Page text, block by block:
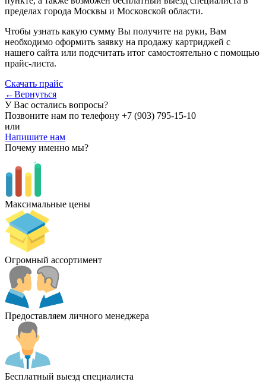
пределах города Москвы и Московской области.
Чтобы узнать какую сумму Вы получите на руки, Вам
необходимо оформить заявку на продажу картриджей с
нашего сайта или подсчитать итог самостоятельно с помощью
прайс-листа.
Скачать прайс
←Вернуться
У Вас остались вопросы?
Позвоните нам по телефону +7 (903) 795-15-10
или
Напишите нам
Почему именно мы?
Максимальные цены
Огромный ассортимент
Предоставляем личного менеджера
Бесплатный выезд специалиста